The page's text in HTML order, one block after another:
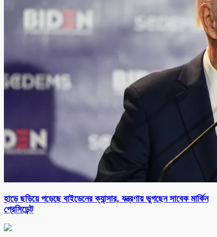
হাড়ে ছড়িয়ে পড়েছে বাইডেনের ক্যান্সার, যন্ত্রণায় ভুগছেন সাবেক মার্কিন
প্রেসিডেন্ট